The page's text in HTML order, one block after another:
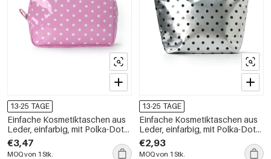
13-25 TAGE
Einfache Kosmetiktaschen aus
Leder, einfarbig, mit Polka-Dots,
für den täglichen Gebrauch
€3,47
MOQ von 1 Stk.
13-25 TAGE
Einfache Kosmetiktaschen aus
Leder, einfarbig, mit Polka-Dots,
für den täglichen Gebrauch
€2,93
MOQ von 1 Stk.